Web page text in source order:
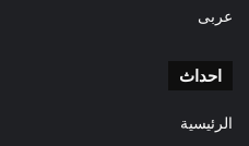
عربى
احداث
الرئيسية